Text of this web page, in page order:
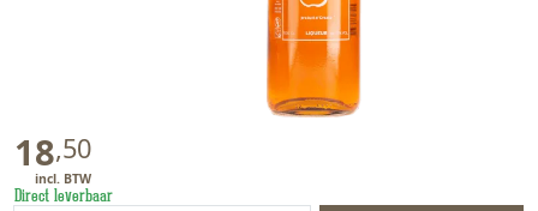
18,50
Direct leverbaar